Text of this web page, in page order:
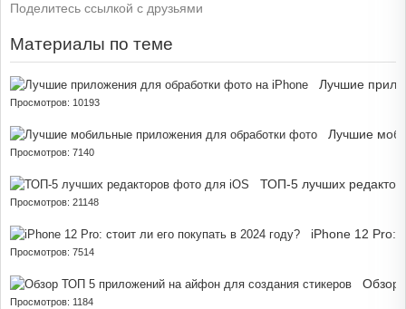
Поделитесь ссылкой с друзьями
Материалы по теме
Лучшие
Просмотров: 10193
Лучшие
Просмотров: 7140
ТОП-5 лучших
Просмотров: 21148
iPhone 12 Pro:
Просмотров: 7514
Обзор
Просмотров: 1184